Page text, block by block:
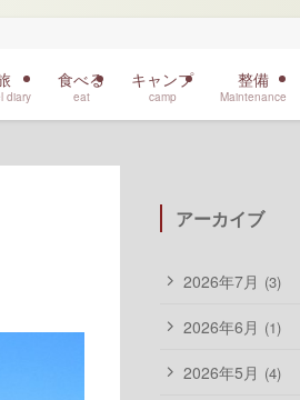
diary
食べる
eat
キャンプ
camp
整備
Maintenance
アーカイブ
2026年7月 (3)
2026年6月 (1)
2026年5月 (4)